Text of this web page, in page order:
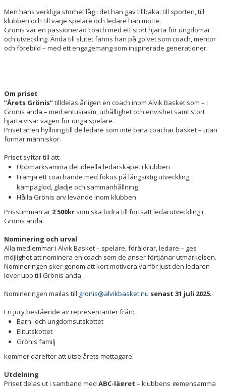
Men hans verkliga storhet låg i det han gav tillbaka: till sporten, till
klubben och till varje spelare och ledare han mötte.
Grönis var en passionerad coach med ett stort hjärta för ungdomar
och utveckling. Ända till slutet fanns han på golvet som coach, mentor
och förebild – med ett engagemang som inspirerade generationer.
Om priset
”Årets Grönis”tilldelas årligen en coach inom Alvik Basket som – i
Grönis anda – med entusiasm, uthållighet och envishet samt stort
hjärta visar vägen för unga spelare.
Priset är en hyllning till de ledare som inte bara coachar basket – utan
formar människor.
Priset syftar till att:
Uppmärksamma det ideella ledarskapet i klubben
Främja ett coachande med fokus på långsiktig utveckling,
kämpaglöd, glädje och sammanhållning
Hålla Grönis arv levande inom klubben
Prissumman är 2 500kr som ska bidra till fortsatt ledarutveckling i
Grönis anda.
Nominering och urval
Alla medlemmar i Alvik Basket – spelare, föräldrar, ledare – ges
möjlighet att nominera en coach som de anser förtjänar utmärkelsen.
Nomineringen sker genom att kort motivera varför just den ledaren
lever upp till Grönis anda.
Nomineringen mailas till gronis@alvikbasket.nu senast 31 juli 2025.
En jury bestående av representanter från:
Barn- och ungdomsutskottet
Elitutskottet
Grönis familj
kommer därefter att utse årets mottagare.
Utdelning
Priset delas ut i samband med ABC-lägret – klubbens gemensamma